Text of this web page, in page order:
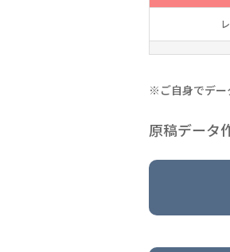
※ご自身でデー
原稿データ